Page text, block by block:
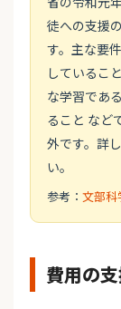
徒への支援
す。主な要
しているこ
な学習であ
ること など
外です。詳
い。
参考： 文部科
費用の